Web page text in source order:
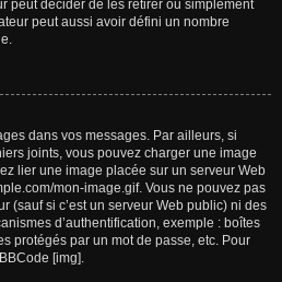
peut décider de les retirer ou simplement
peut aussi avoir défini un nombre
dans vos messages. Par ailleurs, si
joints, vous pouvez charger une image
lier une image placée sur un serveur Web
mon-image.gif. Vous ne pouvez pas
(sauf si c’est un serveur Web public) ni des
d’authentification, exemple : boîtes
protégés par un mot de passe, etc. Pour
[img].